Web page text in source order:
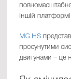
іншій
MG HS
просунутими
двигунами – це